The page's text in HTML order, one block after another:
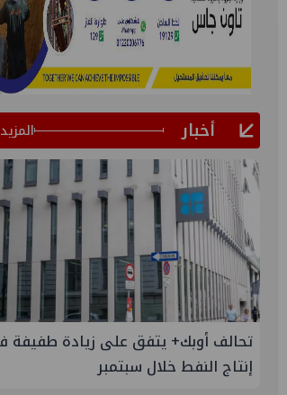
أخبار المزيد
إسدال الستار على النسخة الثانية من
"منتدى مصر للطاقة والصناعة 2026" بنجاح